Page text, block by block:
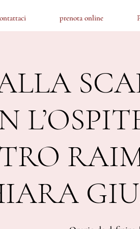
prenota online
prenota online